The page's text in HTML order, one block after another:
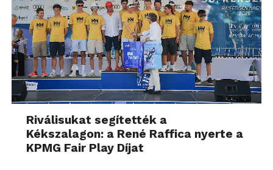
Riválisukat segítették a
Kékszalagon: a René Raffica nyerte a
KPMG Fair Play Díjat